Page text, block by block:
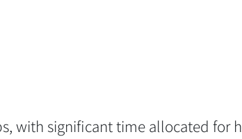
with significant time allocated for